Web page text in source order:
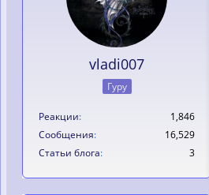
vladi007
Гуру
Реакции
1,846
Сообщения
16,529
Статьи блога
3